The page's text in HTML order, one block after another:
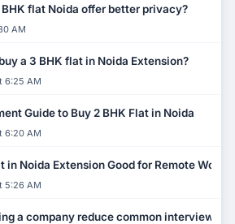
flat Noida offer better privacy?
AM
a 3 BHK flat in Noida Extension?
6:25 AM
Guide to Buy 2 BHK Flat in Noida
6:20 AM
in Noida Extension Good for Remote Work?
5:26 AM
a company reduce common interview